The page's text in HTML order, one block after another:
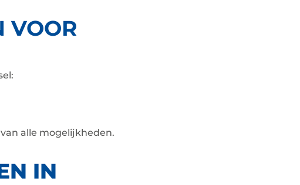
VOOR
alle mogelijkheden.
IN